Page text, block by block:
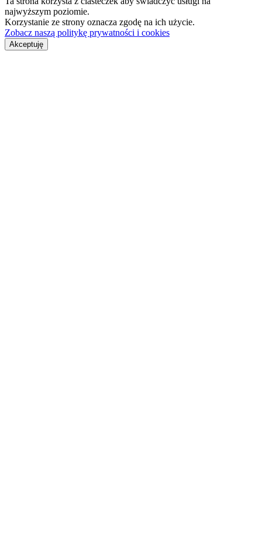
najwyższym poziomie.
Korzystanie ze strony oznacza zgodę na ich użycie.
Zobacz naszą politykę prywatności i cookies
Akceptuję